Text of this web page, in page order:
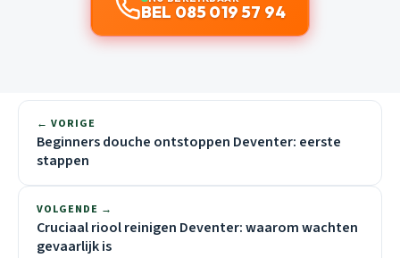
BEL 085 019 57 94
← VORIGE
Beginners douche ontstoppen Deventer: eerste
stappen
VOLGENDE →
Cruciaal riool reinigen Deventer: waarom wachten
gevaarlijk is